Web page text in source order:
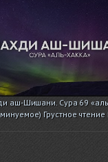
аш-Шишани. Сура 69
Грустное чтение